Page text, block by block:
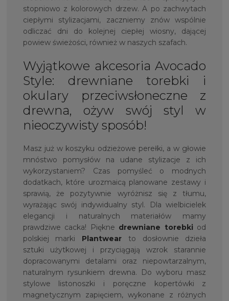
stopniowo z kolorowych drzew. A po zachwytach
ciepłymi stylizacjami, zaczniemy znów wspólnie
odliczać dni do kolejnej ciepłej wiosny, dającej
powiew świeżości, również w naszych szafach.
Wyjątkowe akcesoria Avocado
Style: drewniane torebki i
okulary przeciwsłoneczne z
drewna, ożyw swój styl w
nieoczywisty sposób!
Masz już w koszyku odzieżowe perełki, a w głowie
mnóstwo pomysłów na udane stylizacje z ich
wykorzystaniem? Czas pomyśleć o modnych
dodatkach, które urozmaicą planowane zestawy i
sprawią, że pozytywnie wyróżnisz się z tłumu,
wyrażając swój indywidualny styl. Dla wielbicielek
elegancji i naturalnych materiałów mamy
prawdziwe cacka! Piękne drewniane torebki od
polskiej marki Plantwear to dosłownie dzieła
sztuki użytkowej i przyciągają wzrok starannie
dopracowanymi detalami oraz niepowtarzalnym,
naturalnym rysunkiem drewna. Do wyboru masz
stylowe listonoszki i poręczne kopertówki z
magnetycznym zapięciem, wykonane z różnych